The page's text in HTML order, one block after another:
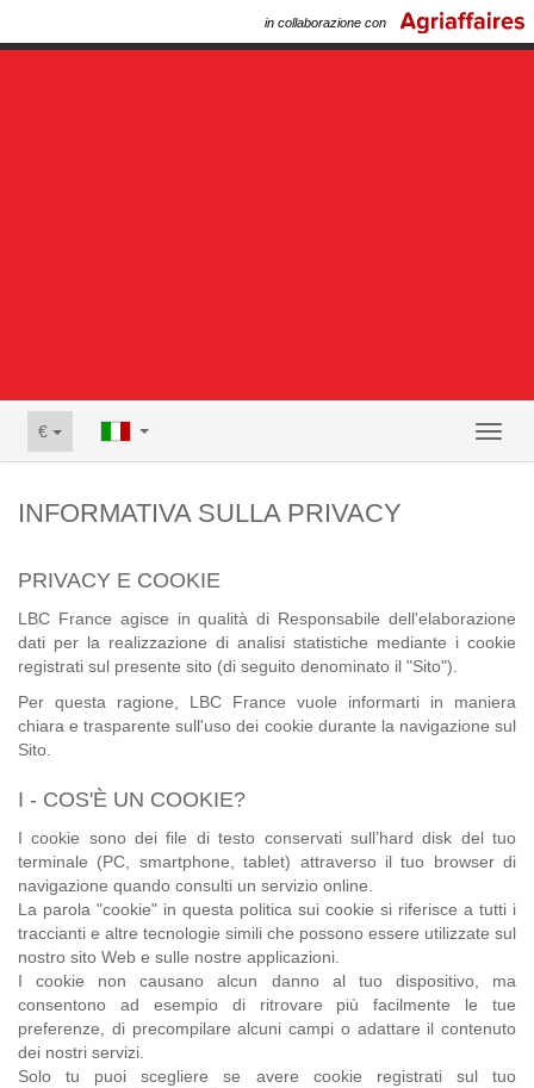
in collaborazione con
€
INFORMATIVA SULLA PRIVACY
PRIVACY E COOKIE
LBC France agisce in qualità di Responsabile dell'elaborazione
dati per la realizzazione di analisi statistiche mediante i cookie
registrati sul presente sito (di seguito denominato il "Sito").
Per questa ragione, LBC France vuole informarti in maniera
chiara e trasparente sull'uso dei cookie durante la navigazione sul
Sito.
I - COS'È UN COOKIE?
I cookie sono dei file di testo conservati sull’hard disk del tuo
terminale (PC, smartphone, tablet) attraverso il tuo browser di
navigazione quando consulti un servizio online.
La parola "cookie" in questa politica sui cookie si riferisce a tutti i
traccianti e altre tecnologie simili che possono essere utilizzate sul
nostro sito Web e sulle nostre applicazioni.
I cookie non causano alcun danno al tuo dispositivo, ma
consentono ad esempio di ritrovare più facilmente le tue
preferenze, di precompilare alcuni campi o adattare il contenuto
dei nostri servizi.
Solo tu puoi scegliere se avere cookie registrati sul tuo